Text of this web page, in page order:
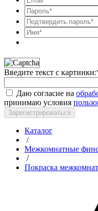
Введите текст с картинки:
Даю согласие на
принимаю условия
Зарегистрироваться
Каталог
/
Межкомнатные
/
Покраска